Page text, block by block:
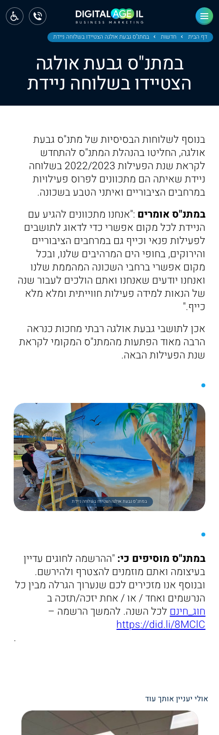
דף הבית חדשות במתנ"ס גבעת אולגה הצטיידו בשלוחה ניידת
במתנ"ס גבעת אולגה
הצטיידו בשלוחה ניידת
בנוסף לשלוחות הבסיסיות של מתנ"ס גבעת
אולגה, החליטו בהנהלת המתנ"ס להתחדש
לקראת שנת הפעילות 2022/2023 בשלוחה
ניידת שאיתה הם מתכוונים לפרוס פעילויות
במרחבים הציבוריים ואיתני הטבע בשכונה.
במתנ"ס אומרים :"אנחנו מתכוונים להגיע עם
הניידת לכל מקום אפשרי כדי לדאוג לתושבים
לפעילות פנאי וכייף גם במרחבים הציבוריים
והירוקים, בחופי הים המרהיבים שלנו, ובכל
מקום אפשרי ברחבי השכונה המהממת שלנו
ואנחנו יודעים שאנחנו ואתם הולכים לעבור שנה
של הנאות למידה פעילות חווייתית ומלא מלא
כייף."
אכן לתושבי גבעת אולגה רבתי מחכות כנראה
הרבה מאוד הפתעות מהמתנ"ס המקומי לקראת
שנת הפעילות הבאה.
במתנ"ס גבעת אולגה הצטיידו בשלוחה ניידת
במתנ"ס מוסיפים כי: "ההרשמה לחוגים עדיין
בעיצומה ואתם מוזמנים להצטרף ולהירשם.
ובנוסף אנו מזכירים לכם שנערוך הגרלה מבין כל
הנרשמים ואחד / או / אחת יזכה/תזכה ב
חוג_חינם לכל השנה. להמשך הרשמה –
https://did.li/8MClC
.
אולי יעניין אותך עוד
ראשי
חדשות
מחוז צפון
מחוז חיפה
מחוז מרכז
ירושלים
תל אביב